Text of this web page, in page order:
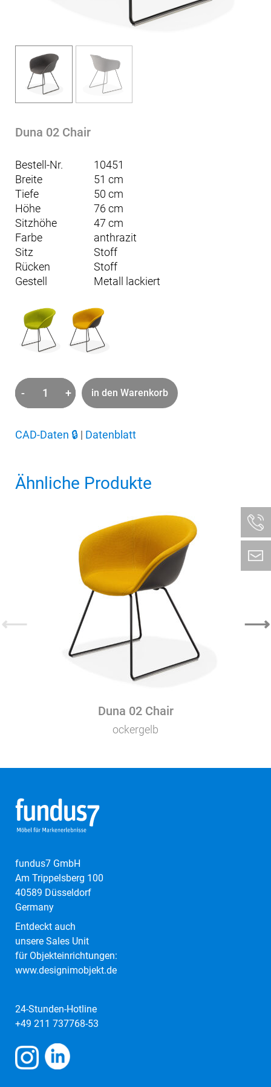
Duna 02 Chair
Bestell-Nr.
10451
Breite
51 cm
Tiefe
50 cm
Höhe
76 cm
Sitzhöhe
47 cm
Farbe
anthrazit
Sitz
Stoff
Rücken
Stoff
Gestell
Metall lackiert
-
Duna
Chair
+ in den Warenkorb
CAD-Daten 🔒 | Datenblatt
Ähnliche Produkte
Duna 02 Chair
ockergelb
⟵ ⟶
fundus7 GmbH
Am Trippelsberg 100
40589 Düsseldorf
Germany
Entdeckt auch
unsere Sales Unit
für Objekteinrichtungen:
www.designimobjekt.de
24-Stunden-Hotline
+49 211 737768-53